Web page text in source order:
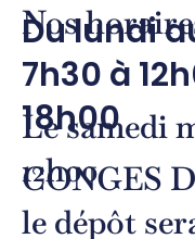
Nos
Du lundi
7h30 à
18h00
Le samedi
12h00
CONGES
le dépôt